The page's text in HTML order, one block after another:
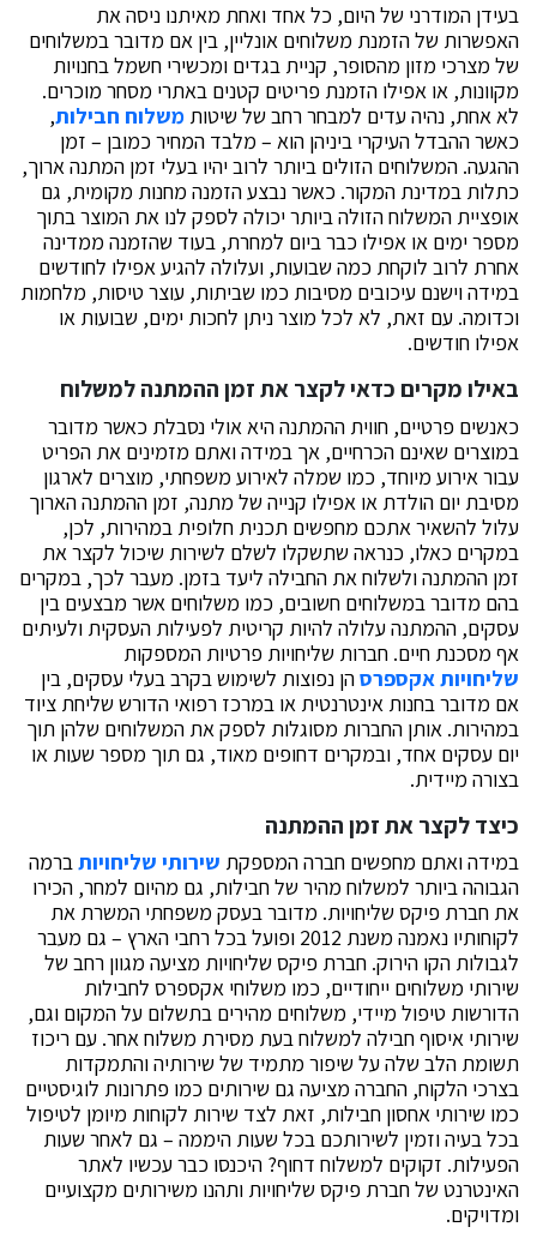
בעידן המודרני של היום, כל אחד ואחת מאיתנו ניסה את
האפשרות של הזמנת משלוחים אונליין, בין אם מדובר במשלוחים
של מצרכי מזון מהסופר, קניית בגדים ומכשירי חשמל בחנויות
מקוונות, או אפילו הזמנת פריטים קטנים באתרי מסחר מוכרים.
לא אחת, נהיה עדים למבחר רחב של שיטות משלוח חבילות,
כאשר ההבדל העיקרי ביניהן הוא – מלבד המחיר כמובן – זמן
ההגעה. המשלוחים הזולים ביותר לרוב יהיו בעלי זמן המתנה ארוך,
כתלות במדינת המקור. כאשר נבצע הזמנה מחנות מקומית, גם
אופציית המשלוח הזולה ביותר יכולה לספק לנו את המוצר בתוך
מספר ימים או אפילו כבר ביום למחרת, בעוד שהזמנה ממדינה
אחרת לרוב לוקחת כמה שבועות, ועלולה להגיע אפילו לחודשים
במידה וישנם עיכובים מסיבות כמו שביתות, עוצר טיסות, מלחמות
וכדומה. עם זאת, לא לכל מוצר ניתן לחכות ימים, שבועות או
אפילו חודשים.
באילו מקרים כדאי לקצר את זמן ההמתנה למשלוח
כאנשים פרטיים, חווית ההמתנה היא אולי נסבלת כאשר מדובר
במוצרים שאינם הכרחיים, אך במידה ואתם מזמינים את הפריט
עבור אירוע מיוחד, כמו שמלה לאירוע משפחתי, מוצרים לארגון
מסיבת יום הולדת או אפילו קנייה של מתנה, זמן ההמתנה הארוך
עלול להשאיר אתכם מחפשים תכנית חלופית במהירות, לכן,
במקרים כאלו, כנראה שתשקלו לשלם לשירות שיכול לקצר את
זמן ההמתנה ולשלוח את החבילה ליעד בזמן. מעבר לכך, במקרים
בהם מדובר במשלוחים חשובים, כמו משלוחים אשר מבצעים בין
עסקים, ההמתנה עלולה להיות קריטית לפעילות העסקית ולעיתים
אף מסכנת חיים. חברות שליחויות פרטיות המספקות
שליחויות אקספרסהן נפוצות לשימוש בקרב בעלי עסקים, בין
אם מדובר בחנות אינטרנטית או במרכז רפואי הדורש שליחת ציוד
במהירות. אותן החברות מסוגלות לספק את המשלוחים שלהן תוך
יום עסקים אחד, ובמקרים דחופים מאוד, גם תוך מספר שעות או
בצורה מיידית.
כיצד לקצר את זמן ההמתנה
במידה ואתם מחפשים חברה המספקת שירותי שליחויותברמה
הגבוהה ביותר למשלוח מהיר של חבילות, גם מהיום למחר, הכירו
את חברת פיקס שליחויות. מדובר בעסק משפחתי המשרת את
לקוחותיו נאמנה משנת 2012 ופועל בכל רחבי הארץ – גם מעבר
לגבולות הקו הירוק. חברת פיקס שליחויות מציעה מגוון רחב של
שירותי משלוחים ייחודיים, כמו משלוחי אקספרס לחבילות
הדורשות טיפול מיידי, משלוחים מהירים בתשלום על המקום וגם,
שירותי איסוף חבילה למשלוח בעת מסירת משלוח אחר. עם ריכוז
תשומת הלב שלה על שיפור מתמיד של שירותיה והתמקדות
בצרכי הלקוח, החברה מציעה גם שירותים כמו פתרונות לוגיסטיים
כמו שירותי אחסון חבילות, זאת לצד שירות לקוחות מיומן לטיפול
בכל בעיה וזמין לשירותכם בכל שעות היממה – גם לאחר שעות
הפעילות. זקוקים למשלוח דחוף? היכנסו כבר עכשיו לאתר
האינטרנט של חברת פיקס שליחויות ותהנו משירותים מקצועיים
ומדויקים.